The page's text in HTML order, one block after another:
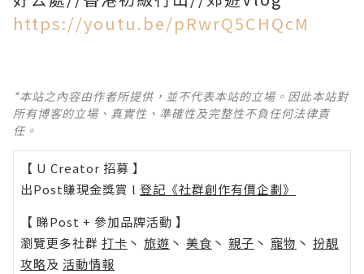
https://youtu.be/pRwrQ5CHQcM
*本站之內容由作者所提供，並不代表本站的立場。因此本站對
所有博客的立場、真實性、準確性及完整性不負任何法律責
任。
【 U Creator 招募 】
出Post賺現金獎賞 l 登記《社群創作有價企劃》
【 睇Post + 參加品牌活動 】
瀏覽更多社群 打卡 丶 旅遊 丶 美食 丶 親子 丶 寵物 丶 扮靚
攻略及 活動情報